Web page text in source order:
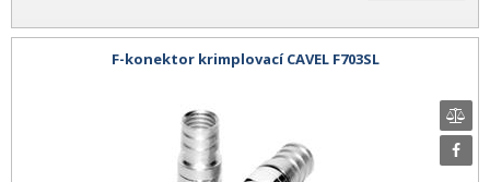
F-konektor krimplovací CAVEL F703SL